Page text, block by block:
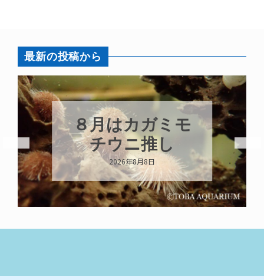
最新の投稿から
新発売！いちこ
キーホルダー
2026年8月8日